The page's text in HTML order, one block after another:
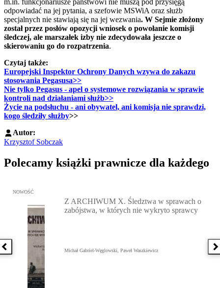
odpowiadać na jej pytania, a szefowie MSWiA oraz służb
specjalnych nie stawiają się na jej wezwania. W Sejmie złożony
został przez posłów opozycji wniosek o powołanie komisji
śledczej, ale marszałek izby nie zdecydowała jeszcze o
skierowaniu go do rozpatrzenia.
Czytaj także:
Europejski Inspektor Ochrony Danych wzywa do zakazu
stosowania Pegasusa>>
Nie tylko Pegasus - apel o systemowe rozwiązania w sprawie
kontroli nad działaniami służb>>
Życie na podsłuchu - ani obywatel, ani komisja nie sprawdzi,
kogo śledziły służby>>
Autor:
Krzysztof Sobczak
Polecamy książki prawnicze dla każdego
Poprzednia książka
Przejdź do: Z ARCHIWUM X. Śledztwa w sprawach o
NOWOŚĆ
Z ARCHIWUM X. Śledztwa w sprawach o
zabójstwa, w których nie wykryto sprawcy
Michał Gabriel-Węglowski, Paweł Waszkiewicz